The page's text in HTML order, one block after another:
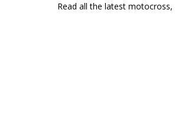
Read all the latest